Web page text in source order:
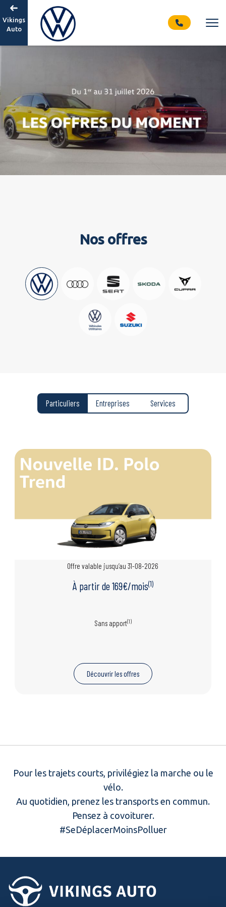
Vikings
Auto
Nos offres
Particuliers Entreprises Services
Offre valable jusqu’au 31-08-2026
À partir de 169€/mois(1)
Sans apport(1)
Découvrir les offres
Pour les trajets courts, privilégiez la marche ou le
vélo.
Au quotidien, prenez les transports en commun.
Pensez à covoiturer.
#SeDéplacerMoinsPolluer